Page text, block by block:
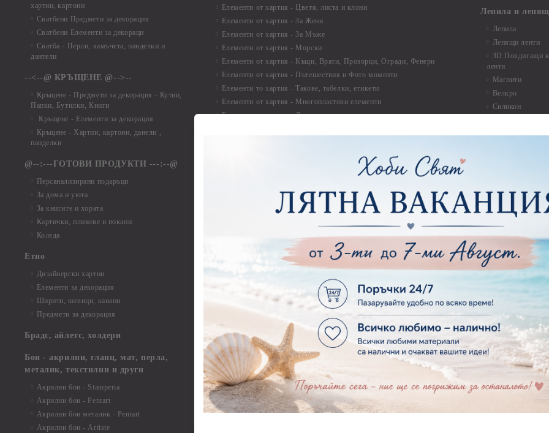
хартии, картони
Сватбени Предмети за декорация
Сватбени Елементи за декораци
Сватба - Перли, камъчета, панделки и
дантели
--<--@ КРЪЩЕНЕ @-->--
Кръщене - Предмети за декорация - Кутии,
Папки, Бутилки, Книги
Кръщене - Елементи за декорация
Кръщене - Хартии, картони, данели ,
панделки
@--:---ГОТОВИ ПРОДУКТИ ---:--@
Персанализирани подаръци
За дома и уюта
За книгите и хората
Картички, пликове и покани
Коледа
Етно
Дизайнерски хартии
Елементи за декорация
Ширити, шевици, канапи
Предмети за декорация
Брадс, айлетс, холдери
Бои - акрилни, гланц, мат, перла,
металик, текстилни и други
Акрилни бои - Stamperia
Акрилни бои - Pentart
Акрилни бои металик - Pentart
Акрилни бои - Artiste
Елементи от хартия - Цветя, листа и клони
Елементи от хартия - За Жени
Елементи от хартия - За Мъже
Елементи от хартия - Морски
Елементи от хартия - Къщи, Врати, Прозорци, Огради, Фенери
Елементи от хартия - Пътешествия и Фото моменти
Елементи то хартия - Такове, табелки, етикети
Елементи от хартия - Многопластови елементи
Елементи от хартия - Други
Елементи от бирен картон - Декоративни рамки
Елементи от бирен картон - Надписи на български
Елементи от бирен картон - Сватба
Елементи от бирен картон - Училище, Дипломиране и Завършване
Елементи от бирен картон - Бебшки и Детски елементи
Елементи от бирен картон - Стиймпънк и Мъжки елементи
Елементи от бирен картон - Пътешестия - море, планина ,транспорт
Елементи от бирен картон - За миниатюри, дълбоки рамки, бебешки
съкровища и екслоадиращи кутии
Елементи от бирен картон - Коледа и Зима
Елементи от бирен картон - Тематични комплекти
Елементи от бирен картон - Шейкър заготовки от бирен картон за
3D картички, албуми, ръчно израбоени проекти
Елементи от шперплат
Лепила и
Лепила
Лепящи ленти
3D Повдигащи
ленти
Магнити
Велкро
Силикон
Макраме -
Опаковки
Мебелен обков
Дръжки
Закачалки
Други
Моливи,
пастели и
Восъци
Маркери,
Моливи